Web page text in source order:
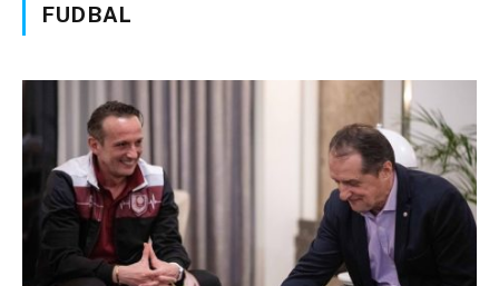
FUDBAL